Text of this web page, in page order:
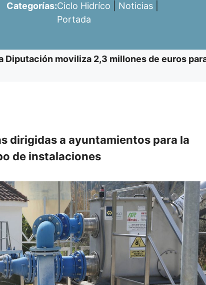
Categorías:Ciclo Hidríco Noticias
Portada
Diputación moviliza 2,3 millones de euros
dirigidas a ayuntamientos para la
de instalaciones